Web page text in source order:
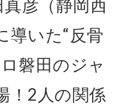
彦（静岡西
導いた“反骨
磐田のジャ
！2人の関係